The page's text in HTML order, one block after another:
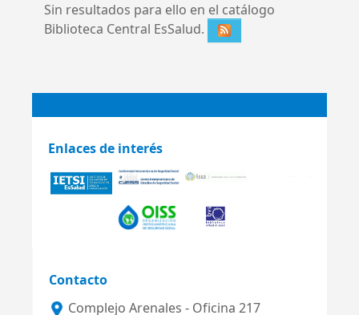
Sin resultados para ello en el catálogo
Biblioteca Central EsSalud.
Enlaces de interés
Contacto
Complejo Arenales - Oficina 217